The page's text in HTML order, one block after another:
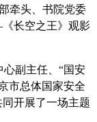
牵头、书院党委
长空之王》观影
副主任、“国安
市总体国家安全
开展了一场主题